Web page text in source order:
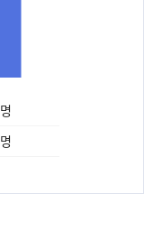
명
명